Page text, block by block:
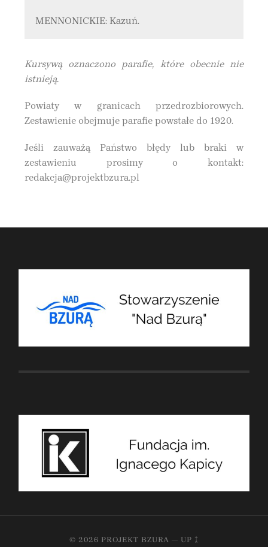
MENNONICKIE: Kazuń.
Kursywą oznaczono parafie, które obecnie nie
istnieją.
Powiaty w granicach przedrozbiorowych.
Zestawienie obejmuje parafie powstałe do 1920.
Jeśli zauważą Państwo błędy lub braki w
zestawieniu prosimy o kontakt:
redakcja@projektbzura.pl
© 2026 PROJEKT BZURA — UP ↑